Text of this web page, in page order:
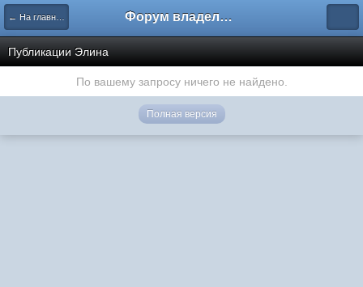
← На главную Форум владельцев интернет-магазинов
Публикации Элина
По вашему запросу ничего не найдено.
Полная версия